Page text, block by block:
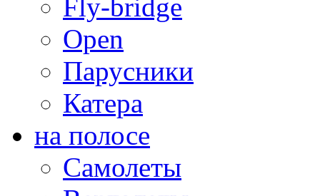
Fly-bridge
Open
Парусники
Катера
на полосе
Самолеты